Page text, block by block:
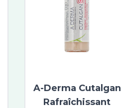
A-Derma Cutalgan
Rafraîchissant